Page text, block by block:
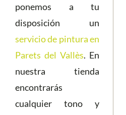
ponemos a tu
disposición un
servicio de pintura en
Parets del Vallès. En
nuestra tienda
encontrarás
cualquier tono y